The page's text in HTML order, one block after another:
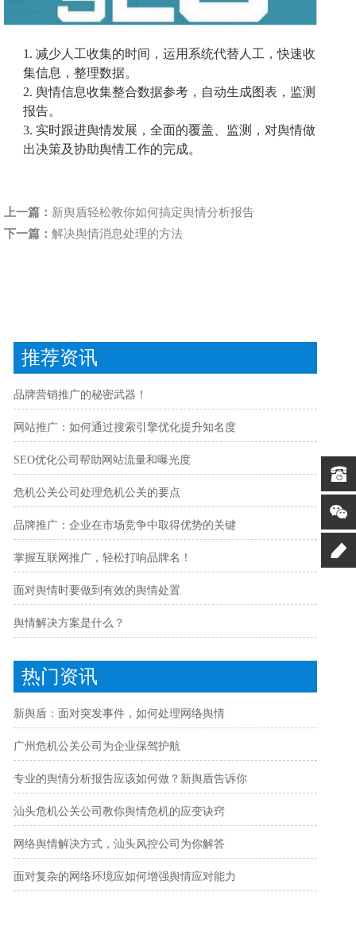
1. 减少人工收集的时间，运用系统代替人工，快速收
集信息，整理数据。
2. 舆情信息收集整合数据参考，自动生成图表，监测
报告。
3. 实时跟进舆情发展，全面的覆盖、监测，对舆情做
出决策及协助舆情工作的完成。
上一篇： 新舆盾轻松教你如何搞定舆情分析报告
下一篇： 解决舆情消息处理的方法
推荐资讯
品牌营销推广的秘密武器！
网站推广：如何通过搜索引擎优化提升知名度
SEO优化公司帮助网站流量和曝光度
危机公关公司处理危机公关的要点
品牌推广：企业在市场竞争中取得优势的关键
掌握互联网推广，轻松打响品牌名！
面对舆情时要做到有效的舆情处置
舆情解决方案是什么？
热门资讯
新舆盾：面对突发事件，如何处理网络舆情
广州危机公关公司为企业保驾护航
专业的舆情分析报告应该如何做？新舆盾告诉你
汕头危机公关公司教你舆情危机的应变诀窍
网络舆情解决方式，汕头风控公司为你解答
面对复杂的网络环境应如何增强舆情应对能力